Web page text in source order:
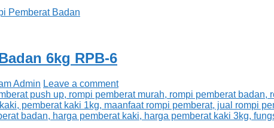
Pemberat Badan
6kg RPB-6
Admin Leave a comment